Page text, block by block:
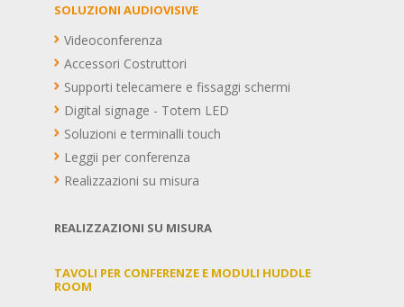
SOLUZIONI AUDIOVISIVE
Videoconferenza
Accessori Costruttori
Supporti telecamere e fissaggi schermi
Digital signage - Totem LED
Soluzioni e terminalli touch
Leggii per conferenza
Realizzazioni su misura
REALIZZAZIONI SU MISURA
TAVOLI PER CONFERENZE E MODULI HUDDLE
ROOM